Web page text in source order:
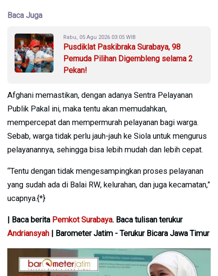
Baca Juga
Rabu, 05 Agu 2026 03:05 WIB
Pusdiklat Paskibraka Surabaya, 98
Pemuda Pilihan Digembleng selama 2
Pekan!
Afghani memastikan, dengan adanya Sentra Pelayanan
Publik Pakal ini, maka tentu akan memudahkan,
mempercepat dan mempermurah pelayanan bagi warga.
Sebab, warga tidak perlu jauh-jauh ke Siola untuk mengurus
pelayanannya, sehingga bisa lebih mudah dan lebih cepat.
“Tentu dengan tidak mengesampingkan proses pelayanan
yang sudah ada di Balai RW, kelurahan, dan juga kecamatan,”
ucapnya.{*}
| Baca berita Pemkot Surabaya. Baca tulisan terukur
Andriansyah | Barometer Jatim - Terukur Bicara Jawa Timur